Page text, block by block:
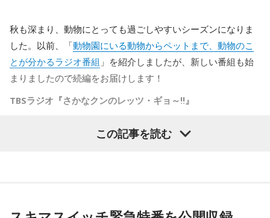
秋も深まり、動物にとっても過ごしやすいシーズンになりま
した。以前、「動物園にいる動物からペットまで、動物のこ
とが分かるラジオ番組 」を紹介しましたが、新しい番組も始
まりましたので続編をお届けします！
TBSラジオ『さかなクンのレッツ・ギョ～‼』
この記事を読む